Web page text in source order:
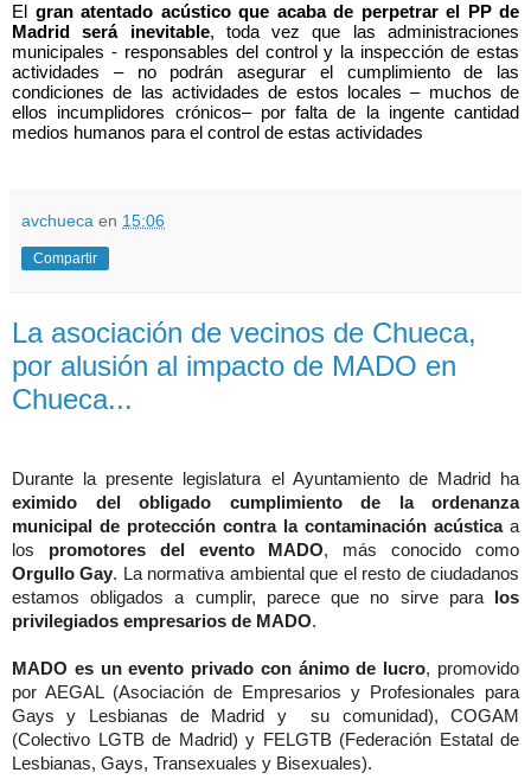
El gran atentado acústico que acaba de perpetrar el PP de
Madrid será inevitable, toda vez que las administraciones
municipales - responsables del control y la inspección de estas
actividades – no podrán asegurar el cumplimiento de las
condiciones de las actividades de estos locales – muchos de
ellos incumplidores crónicos– por falta de la ingente cantidad
medios humanos para el control de estas actividades
avchueca en 15:06
Compartir
La asociación de vecinos de Chueca,
por alusión al impacto de MADO en
Chueca...
Durante la presente legislatura el Ayuntamiento de Madrid ha
eximido del obligado cumplimiento de la ordenanza
municipal de protección contra la contaminación acústicaa
los promotores del evento MADO, más conocido como
Orgullo Gay. La normativa ambiental que el resto de ciudadanos
estamos obligados a cumplir, parece que no sirve para
los
privilegiados empresarios de MADO.
MADO es un evento privado con ánimo de lucro, promovido
por AEGAL (Asociación de Empresarios y Profesionales para
Gays y Lesbianas de Madrid y su comunidad), COGAM
(Colectivo LGTB de Madrid) y FELGTB (Federación Estatal de
Lesbianas, Gays, Transexuales y Bisexuales).